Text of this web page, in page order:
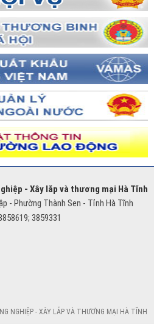
- Xây lắp và thương mại Hà Tĩnh
- Phường Thành Sen - Tỉnh Hà Tĩnh
3859331
NGHIỆP - XÂY LẮP VÀ THƯƠNG MẠI HÀ TĨNH